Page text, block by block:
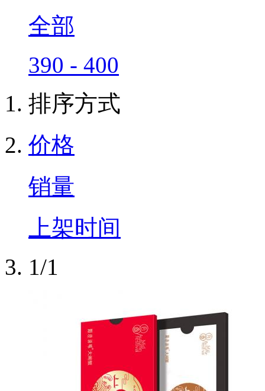
全部
390 - 400
排序方式
价格
销量
上架时间
1/1